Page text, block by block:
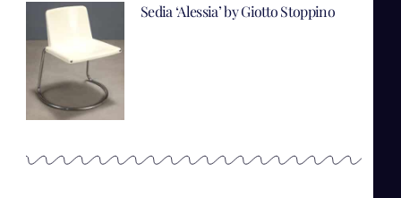
Sedia ‘Alessia’ by Giotto Stoppino